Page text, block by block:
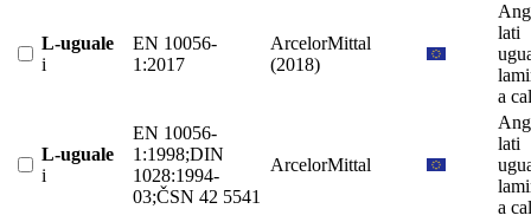
L-uguale
i
EN 10056-
1:2017
ArcelorMittal
(2018)
lati
a
L-uguale
i
EN 10056-
1:1998;DIN
1028:1994-
03;ČSN 42 5541
ArcelorMittal
lati
a